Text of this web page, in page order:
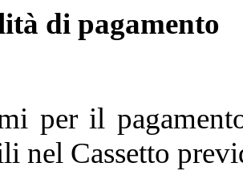
di pagamento
per il
nel Cassetto